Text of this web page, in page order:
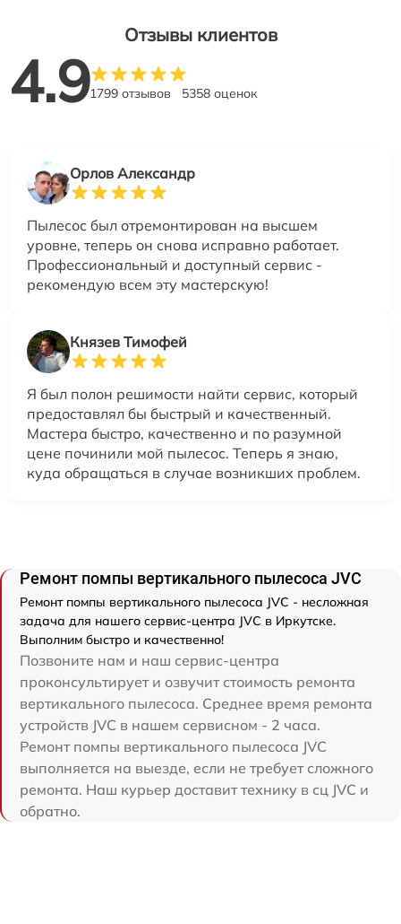
Отзывы клиентов
4.91799 отзывов 5358 оценок
Орлов Александр
Пылесос был отремонтирован на высшем
уровне, теперь он снова исправно работает.
Профессиональный и доступный сервис -
рекомендую всем эту мастерскую!
Князев Тимофей
Я был полон решимости найти сервис, который
предоставлял бы быстрый и качественный.
Мастера быстро, качественно и по разумной
цене починили мой пылесос. Теперь я знаю,
куда обращаться в случае возникших проблем.
Ремонт помпы вертикального пылесоса JVC
Ремонт помпы вертикального пылесоса JVC - несложная
задача для нашего сервис-центра JVC в Иркутске.
Выполним быстро и качественно!
Позвоните нам и наш сервис-центра
проконсультирует и озвучит стоимость ремонта
вертикального пылесоса. Среднее время ремонта
устройств JVC в нашем сервисном - 2 часа.
Ремонт помпы вертикального пылесоса JVC
выполняется на выезде, если не требует сложного
ремонта. Наш курьер доставит технику в сц JVC и
обратно.